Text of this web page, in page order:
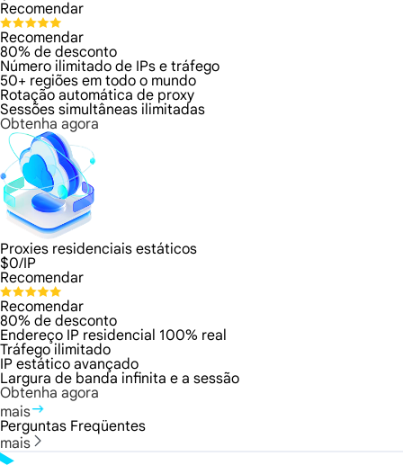
Recomendar
Recomendar
80% de desconto
Número ilimitado de IPs e tráfego
50+ regiões em todo o mundo
Rotação automática de proxy
Sessões simultâneas ilimitadas
Obtenha agora
Proxies residenciais estáticos
$0/IP
Recomendar
Recomendar
80% de desconto
Endereço IP residencial 100% real
Tráfego ilimitado
IP estático avançado
Largura de banda infinita e a sessão
Obtenha agora
mais
Perguntas Freqüentes
mais